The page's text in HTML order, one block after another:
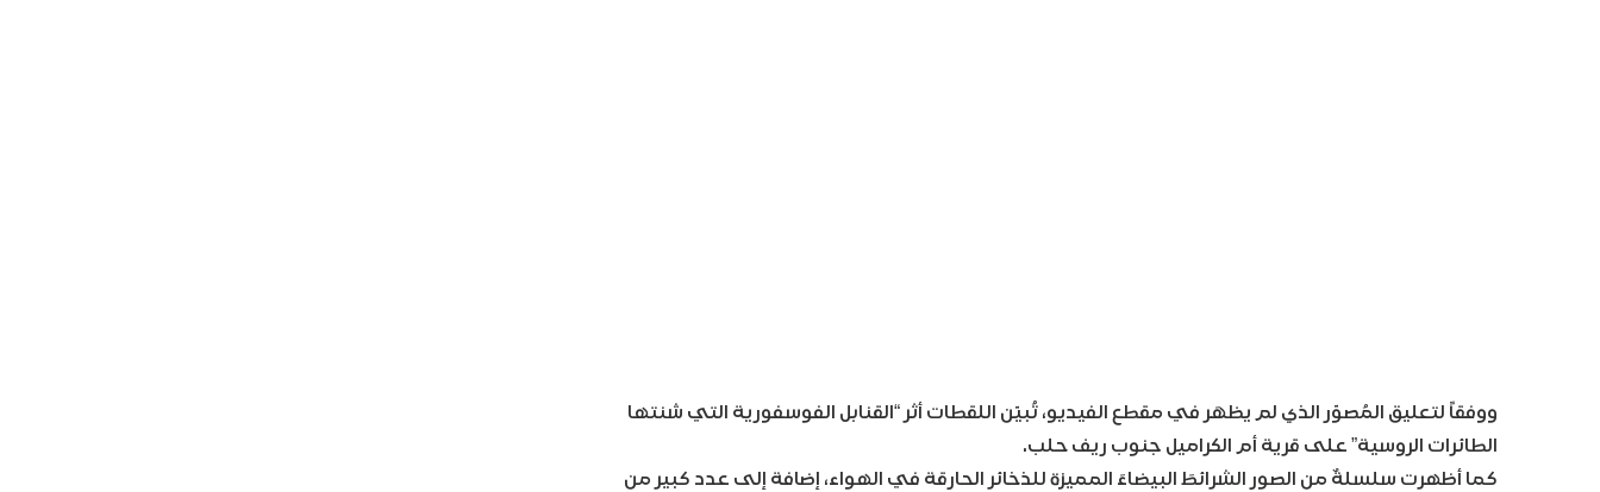
ووفقاً لتعليق المُصوّر الذي لم يظهَر في مقطع الفيديو، تُبيّن اللقطات أثر “القنابل الفوسفورية التي شنتها
الطائرات الروسية” على قرية أم الكراميل جنوب ريف حلب.
كما أظهرت سلسلةٌ من الصور الشرائطَ البيضاءَ المميزة للذخائر الحارقة في الهواء، إضافة إلى عدد كبير من